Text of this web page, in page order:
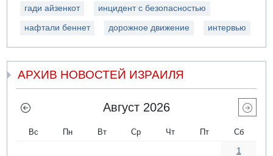
гади айзенкот инцидент с безопасностью
нафтали беннет дорожное движение интервью
АРХИВ НОВОСТЕЙ ИЗРАИЛЯ
Август 2026
Вс Пн Вт Ср Чт Пт Сб
1